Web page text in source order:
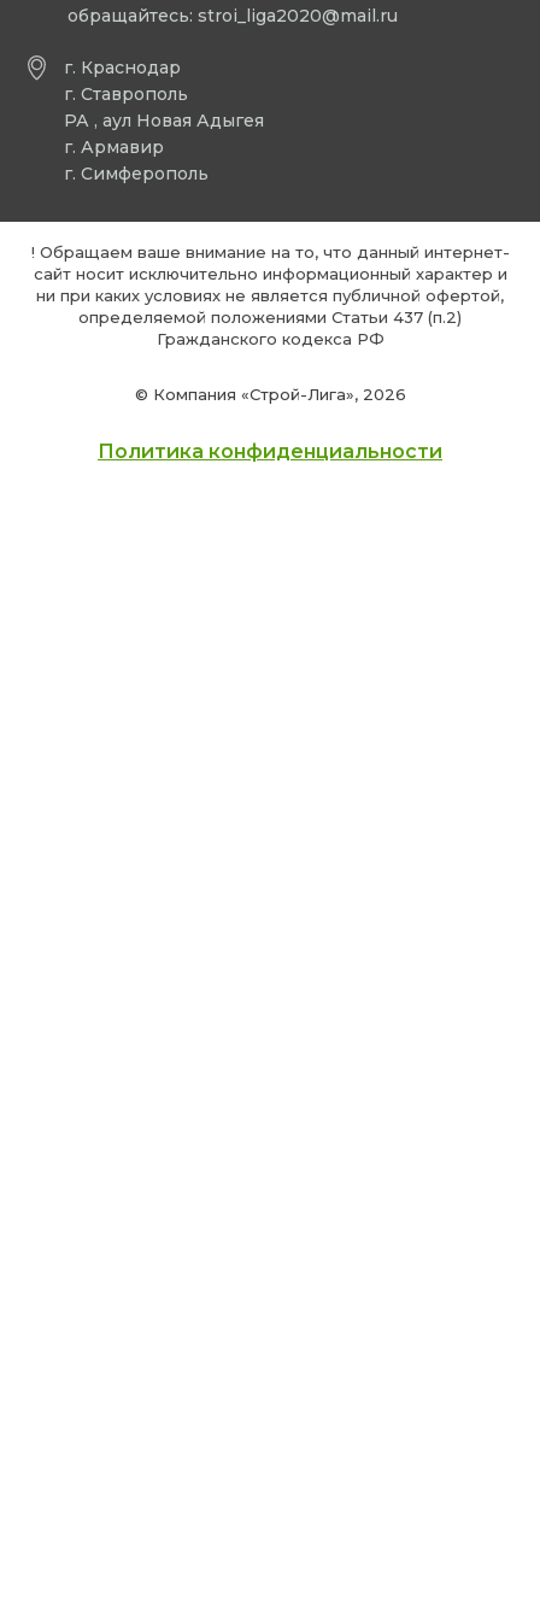
г. Краснодар
г. Ставрополь
РА , аул Новая Адыгея
г. Армавир
г. Симферополь
обращайтесь: stroi_liga2020@mail.ru
© Компания «Строй-Лига», 2026
! Обращаем ваше внимание на то, что данный интернет-
сайт носит исключительно информационный характер и
ни при каких условиях не является публичной офертой,
определяемой положениями Статьи 437 (п.2)
Гражданского кодекса РФ
Политика конфиденциальности